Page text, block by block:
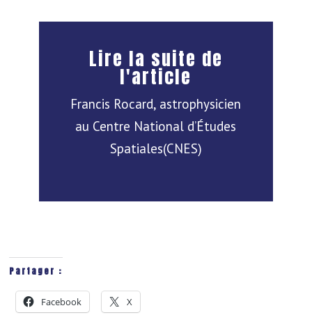
Lire la suite de
l'article
Francis Rocard, astrophysicien
au Centre National d’Études
Spatiales(CNES)
Partager :
Facebook X